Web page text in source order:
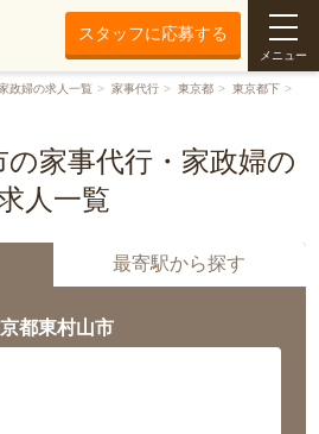
スタッフに応募する
メニュー
政婦の求人一覧 家事代行 東京都
東京都下
家事代行・家政婦の
人一覧
最寄駅から探す
都東村山市